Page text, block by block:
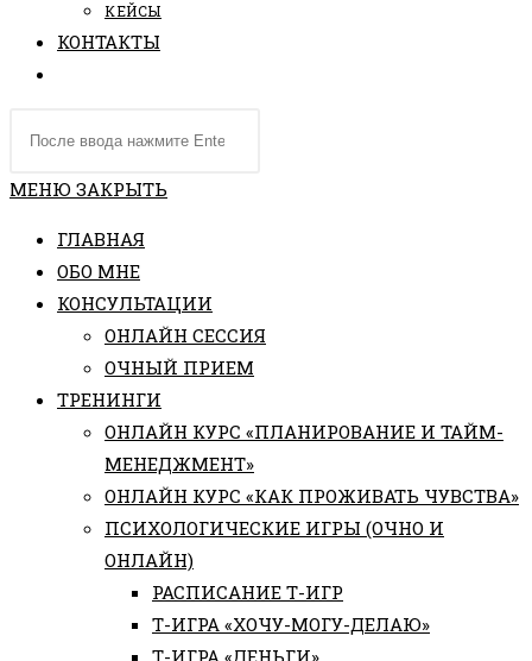
КЕЙСЫ
КОНТАКТЫ
ПО
САЙТУ
сайте
МЕНЮ ЗАКРЫТЬ
ГЛАВНАЯ
ОБО МНЕ
КОНСУЛЬТАЦИИ
ОНЛАЙН СЕССИЯ
ОЧНЫЙ ПРИЕМ
ТРЕНИНГИ
ОНЛАЙН КУРС «ПЛАНИРОВАНИЕ И ТАЙМ-
МЕНЕДЖМЕНТ»
ОНЛАЙН КУРС «КАК ПРОЖИВАТЬ ЧУВСТВА»
ПСИХОЛОГИЧЕСКИЕ ИГРЫ (ОЧНО И
ОНЛАЙН)
РАСПИСАНИЕ Т-ИГР
Т-ИГРА «ХОЧУ-МОГУ-ДЕЛАЮ»
Т-ИГРА «ДЕНЬГИ»